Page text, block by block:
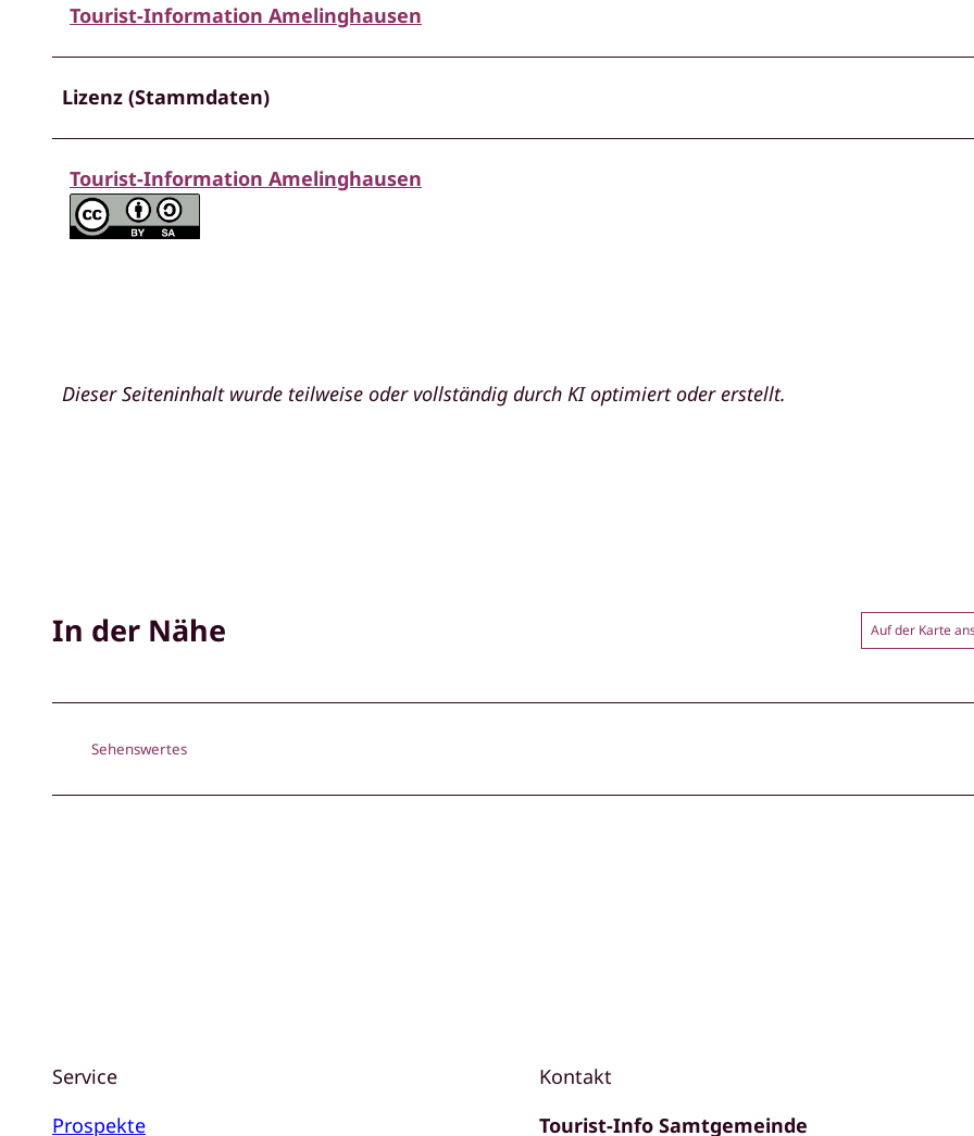
Tourist-Information Amelinghausen
Lizenz (Stammdaten)
Tourist-Information Amelinghausen
Dieser Seiteninhalt wurde teilweise oder vollständig durch KI optimiert oder erstellt.
In der Nähe Auf der Karte
Sehenswertes
Service
Prospekte
Kontakt
Tourist-Info Samtgemeinde